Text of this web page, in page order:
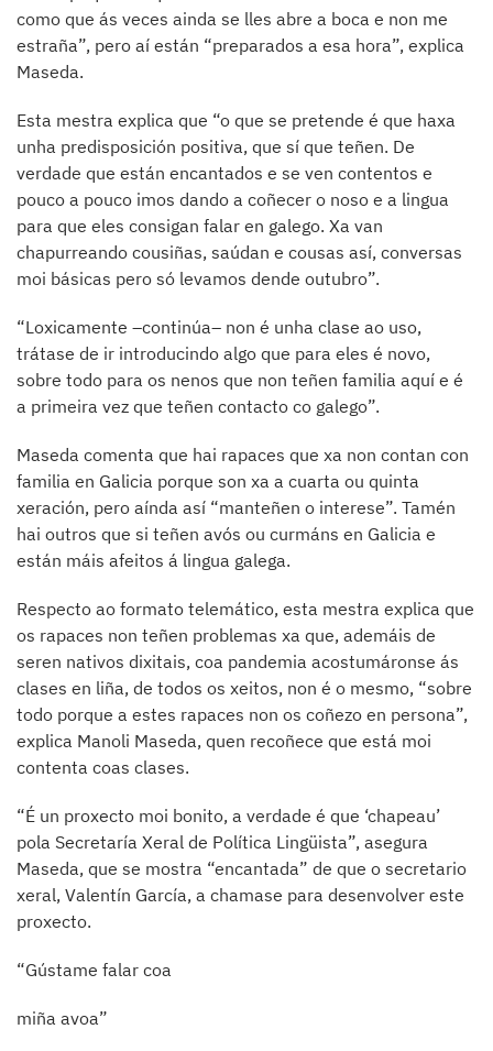
como que ás veces ainda se lles abre a boca e non me
estraña”, pero aí están “preparados a esa hora”, explica
Maseda.
Esta mestra explica que “o que se pretende é que haxa
unha predisposición positiva, que sí que teñen. De
verdade que están encantados e se ven contentos e
pouco a pouco imos dando a coñecer o noso e a lingua
para que eles consigan falar en galego. Xa van
chapurreando cousiñas, saúdan e cousas así, conversas
moi básicas pero só levamos dende outubro”.
“Loxicamente –continúa– non é unha clase ao uso,
trátase de ir introducindo algo que para eles é novo,
sobre todo para os nenos que non teñen familia aquí e é
a primeira vez que teñen contacto co galego”.
Maseda comenta que hai rapaces que xa non contan con
familia en Galicia porque son xa a cuarta ou quinta
xeración, pero aínda así “manteñen o interese”. Tamén
hai outros que si teñen avós ou curmáns en Galicia e
están máis afeitos á lingua galega.
Respecto ao formato telemático, esta mestra explica que
os rapaces non teñen problemas xa que, ademáis de
seren nativos dixitais, coa pandemia acostumáronse ás
clases en liña, de todos os xeitos, non é o mesmo, “sobre
todo porque a estes rapaces non os coñezo en persona”,
explica Manoli Maseda, quen recoñece que está moi
contenta coas clases.
“É un proxecto moi bonito, a verdade é que ‘chapeau’
pola Secretaría Xeral de Política Lingüista”, asegura
Maseda, que se mostra “encantada” de que o secretario
xeral, Valentín García, a chamase para desenvolver este
proxecto.
“Gústame falar coa
miña avoa”